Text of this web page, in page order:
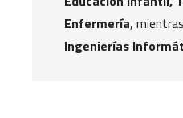
Enfermería,
Ingenierías